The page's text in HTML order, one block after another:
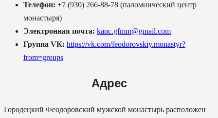
Телефон: +7 (930) 266-88-78 (паломнический центр
монастыря)
Электронная почта: kanc.gfmm@gmail.com
Группа VK: https://vk.com/feodorovskiy.monastyr?
from=groups
Адрес
Городецкий Феодоровский мужской монастырь расположен